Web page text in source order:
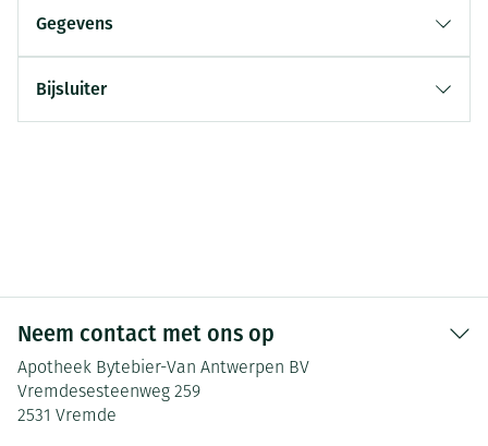
Gegevens
Bijsluiter
Neem contact met ons op
Apotheek Bytebier-Van Antwerpen BV
Vremdesesteenweg 259
2531 Vremde